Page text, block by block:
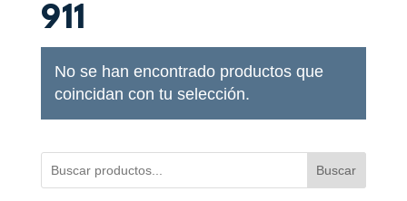
911
No se han encontrado productos que
coincidan con tu selección.
Buscar